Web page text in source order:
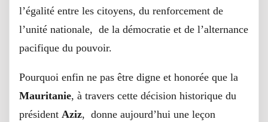
l’égalité entre les citoyens, du renforcement de
l’unité nationale, de la démocratie et de l’alternance
pacifique du pouvoir.
Pourquoi enfin ne pas être digne et honorée que la
Mauritanie, à travers cette décision historique du
président Aziz, donne aujourd’hui une leçon